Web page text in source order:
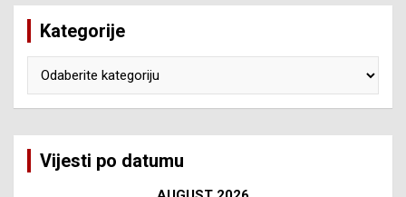
Kategorije
Vijesti po datumu